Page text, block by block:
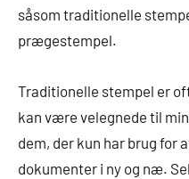
såsom traditionelle
prægestempel.
Traditionelle stempel er
kan være velegnede til
dem, der kun har brug for
dokumenter i ny og næ.